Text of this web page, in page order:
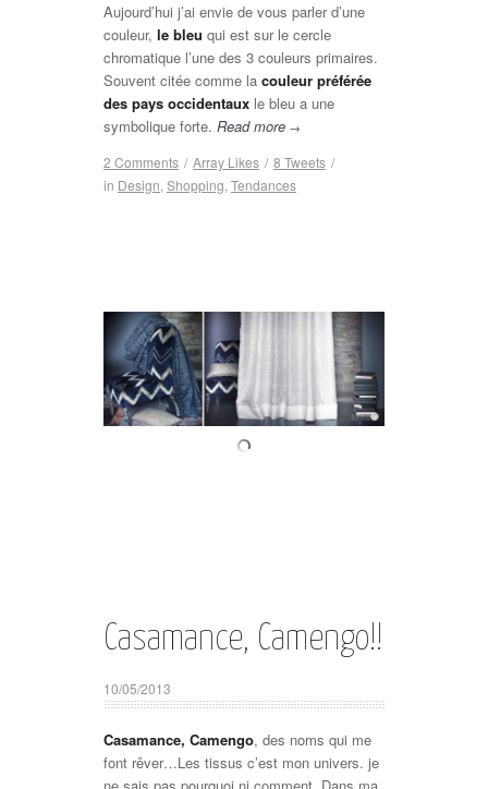
Aujourd’hui j’ai envie de vous parler d’une
couleur, le bleu qui est sur le cercle
chromatique l’une des 3 couleurs primaires.
Souvent citée comme la couleur préférée
des pays occidentaux le bleu a une
symbolique forte. Read more →
2 Comments / Array Likes / 8 Tweets /
in Design, Shopping, Tendances
Casamance, Camengo!!
10/05/2013
Casamance, Camengo, des noms qui me
font rêver…Les tissus c’est mon univers. je